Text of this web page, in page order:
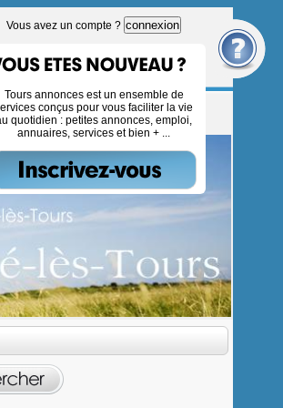
Tours annonces est un ensemble de
conçus pour vous faciliter la vie
quotidien : petites annonces, emploi,
annuaires, services et bien + ...
Vous avez un compte ? connexion